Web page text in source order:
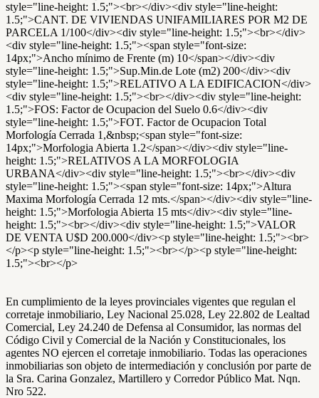
style="line-height: 1.5;"><br></div><div style="line-height:
1.5;">CANT. DE VIVIENDAS UNIFAMILIARES POR M2 DE
PARCELA 1/100</div><div style="line-height: 1.5;"><br></div>
<div style="line-height: 1.5;"><span style="font-size:
14px;">Ancho mínimo de Frente (m) 10</span></div><div
style="line-height: 1.5;">Sup.Min.de Lote (m2) 200</div><div
style="line-height: 1.5;">RELATIVO A LA EDIFICACION</div>
<div style="line-height: 1.5;"><br></div><div style="line-height:
1.5;">FOS: Factor de Ocupacion del Suelo 0.6</div><div
style="line-height: 1.5;">FOT. Factor de Ocupacion Total
Morfología Cerrada 1,&nbsp;<span style="font-size:
14px;">Morfologia Abierta 1.2</span></div><div style="line-
height: 1.5;">RELATIVOS A LA MORFOLOGIA
URBANA</div><div style="line-height: 1.5;"><br></div><div
style="line-height: 1.5;"><span style="font-size: 14px;">Altura
Maxima Morfología Cerrada 12 mts.</span></div><div style="line-
height: 1.5;">Morfologia Abierta 15 mts</div><div style="line-
height: 1.5;"><br></div><div style="line-height: 1.5;">VALOR
DE VENTA U$D 200.000</div><p style="line-height: 1.5;"><br>
</p><p style="line-height: 1.5;"><br></p><p style="line-height:
1.5;"><br></p>
En cumplimiento de la leyes provinciales vigentes que regulan el
corretaje inmobiliario, Ley Nacional 25.028, Ley 22.802 de Lealtad
Comercial, Ley 24.240 de Defensa al Consumidor, las normas del
Código Civil y Comercial de la Nación y Constitucionales, los
agentes NO ejercen el corretaje inmobiliario. Todas las operaciones
inmobiliarias son objeto de intermediación y conclusión por parte de
la Sra. Carina Gonzalez, Martillero y Corredor Público Mat. Nqn.
Nro 522.